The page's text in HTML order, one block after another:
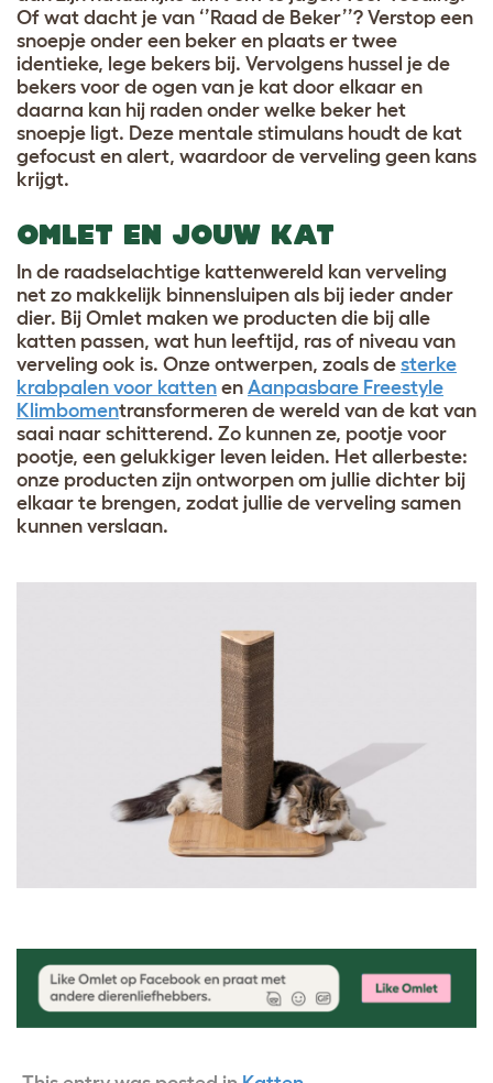
Of wat dacht je van ‘’Raad de Beker’’? Verstop een
snoepje onder een beker en plaats er twee
identieke, lege bekers bij. Vervolgens hussel je de
bekers voor de ogen van je kat door elkaar en
daarna kan hij raden onder welke beker het
snoepje ligt. Deze mentale stimulans houdt de kat
gefocust en alert, waardoor de verveling geen kans
krijgt.
OMLET EN JOUW KAT
In de raadselachtige kattenwereld kan verveling
net zo makkelijk binnensluipen als bij ieder ander
dier. Bij Omlet maken we producten die bij alle
katten passen, wat hun leeftijd, ras of niveau van
verveling ook is. Onze ontwerpen, zoals de sterke
krabpalen voor katten en Aanpasbare Freestyle
Klimbomentransformeren de wereld van de kat van
saai naar schitterend. Zo kunnen ze, pootje voor
pootje, een gelukkiger leven leiden. Het allerbeste:
onze producten zijn ontworpen om jullie dichter bij
elkaar te brengen, zodat jullie de verveling samen
kunnen verslaan.